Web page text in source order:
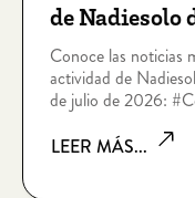
Conoce las noticias
actividad de Nadiesolo
de julio de 2026:
LEER MÁS...